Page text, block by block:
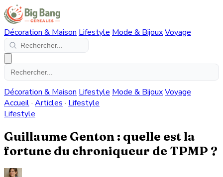
Décoration & Maison Lifestyle Mode & BijouxVoyage
Décoration & Maison Lifestyle Mode & BijouxVoyage
Accueil· Articles · Lifestyle
Lifestyle
Guillaume Genton : quelle est la
fortune du chroniqueur de TPMP ?